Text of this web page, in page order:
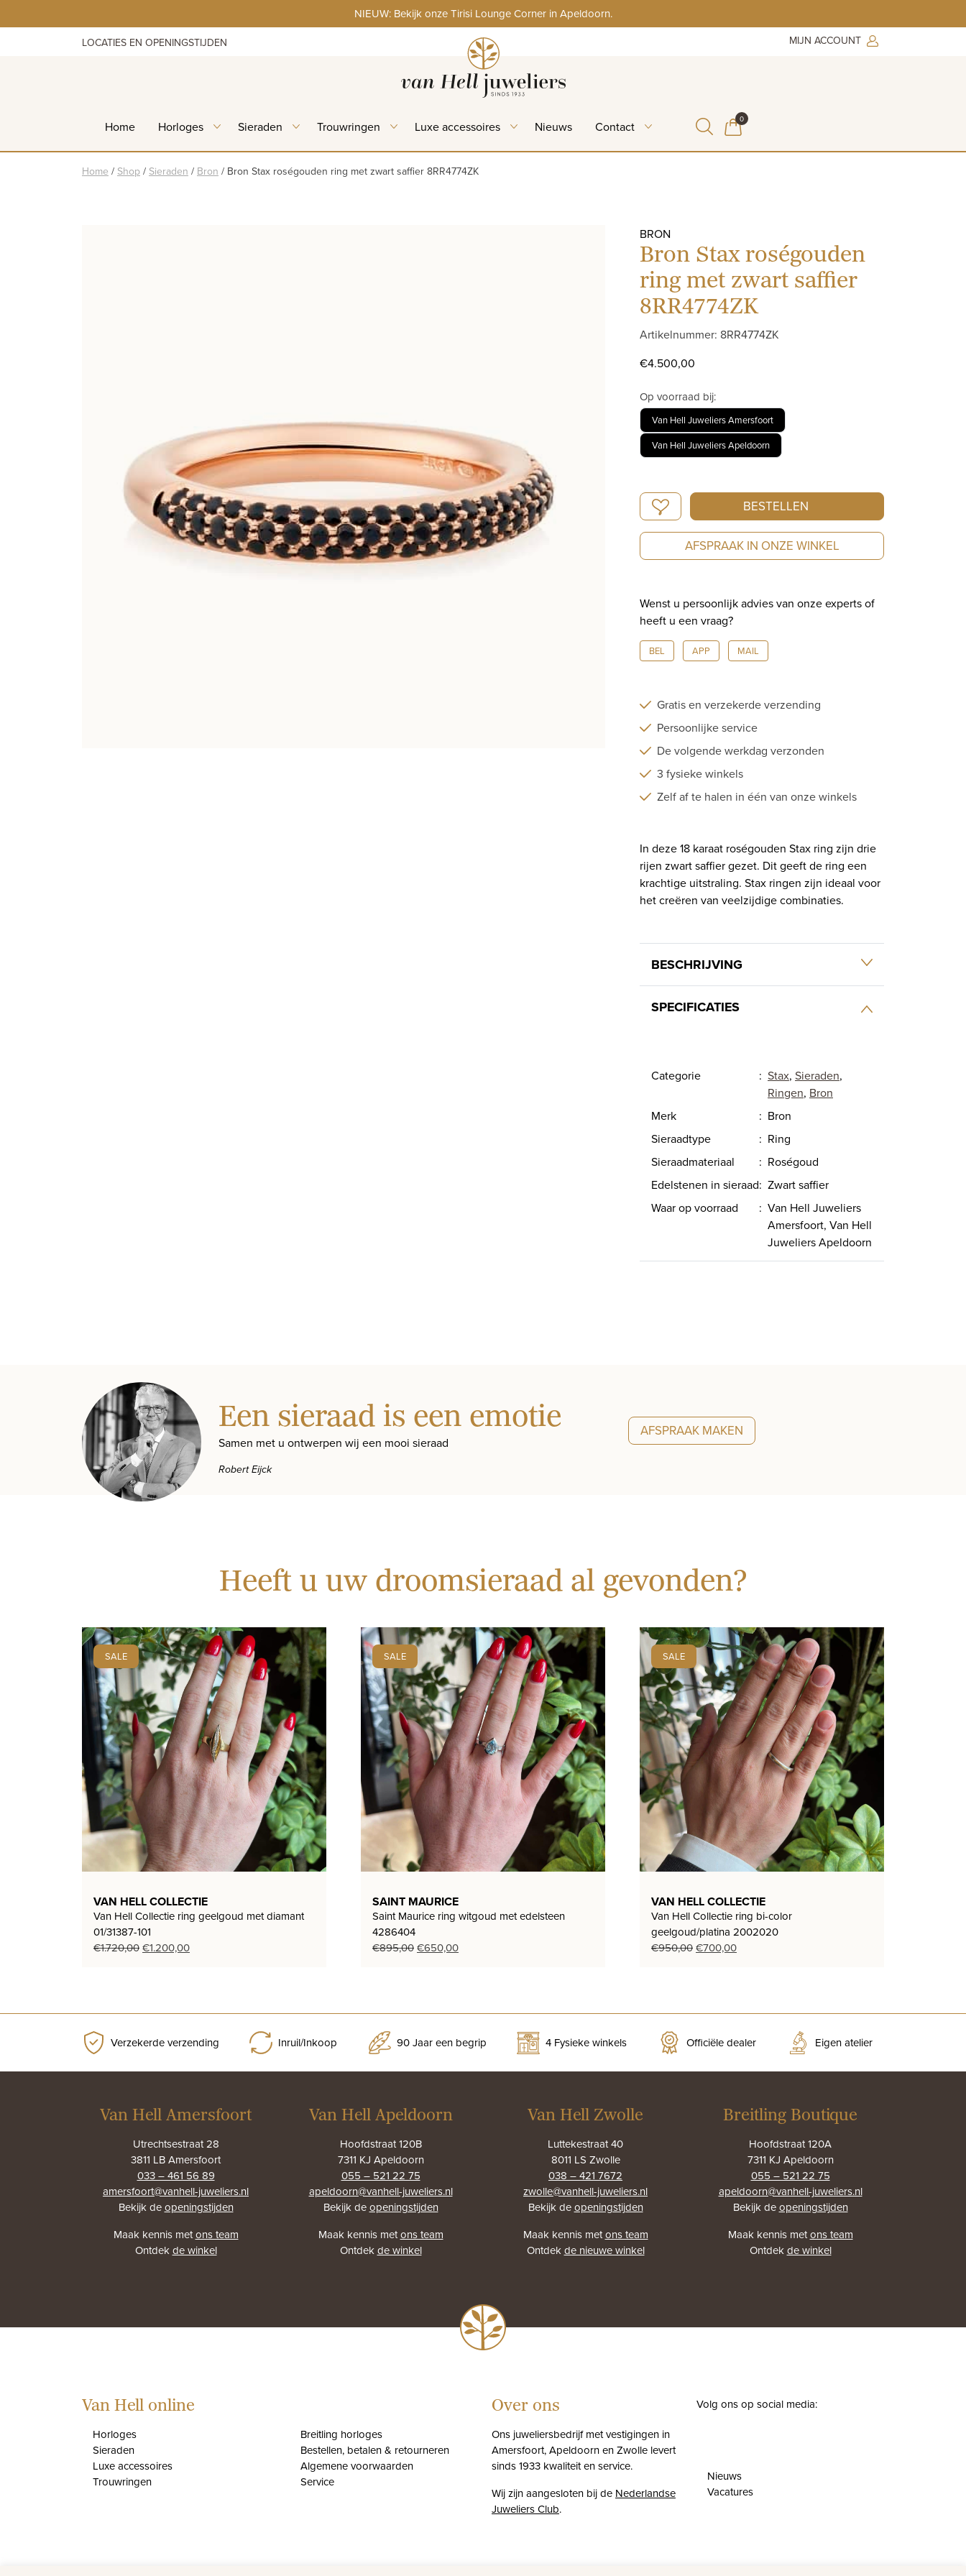
to
NIEUW: Bekijk onze Tirisi Lounge Corner in Apeldoorn.
LOCATIES EN OPENINGSTIJDEN MIJN ACCOUNT
Home Horloges Sieraden Trouwringen Luxe accessoires Nieuws Contact WINKELMAND
0ITEMS IN WINKELMAND
Home / Shop / Sieraden / Bron / Bron Stax roségouden ring met zwart saffier 8RR4774ZK
BRON
Bron Stax roségouden
ring met zwart saffier
8RR4774ZK
Artikelnummer: 8RR4774ZK
€4.500,00
Op voorraad bij:
Van Hell Juweliers Amersfoort
Van Hell Juweliers Apeldoorn
Bron
Stax
roségouden
ring
saffier
8RR4774ZK
aantal
BESTELLEN
AFSPRAAK IN ONZE WINKEL
Wenst u persoonlijk advies van onze experts of
heeft u een vraag?
BEL APP MAIL
Gratis en verzekerde verzending
Persoonlijke service
De volgende werkdag verzonden
3 fysieke winkels
Zelf af te halen in één van onze winkels
In deze 18 karaat roségouden Stax ring zijn drie
rijen zwart saffier gezet. Dit geeft de ring een
krachtige uitstraling. Stax ringen zijn ideaal voor
het creëren van veelzijdige combinaties.
BESCHRIJVING
SPECIFICATIES
Categorie : Stax, Sieraden,
Ringen, Bron
Merk
: Bron
Sieraadtype
: Ring
Sieraadmateriaal
: Roségoud
Edelstenen in sieraad: Zwart saffier
Waar op voorraad
: Van Hell Juweliers
Amersfoort, Van Hell
Juweliers Apeldoorn
Een sieraad is een emotie
Samen met u ontwerpen wij een mooi sieraad
Robert Eijck
AFSPRAAK MAKEN
Heeft u uw droomsieraad al gevonden?
SALE
VAN HELL COLLECTIE
Van Hell Collectie ring geelgoud met diamant
01/31387-101
€1.720,00Oorspronkelijke
€1.200,00Huidige
SALE
SAINT MAURICE
Saint Maurice ring witgoud met edelsteen
4286404
€895,00Oorspronkelijke
€650,00Huidige
SALE
VAN HELL COLLECTIE
Van Hell Collectie ring bi-color
geelgoud/platina 2002020
€950,00Oorspronkelijke
€700,00Huidige
Verzekerde verzending Inruil/Inkoop 90 Jaar een begrip 4 Fysieke winkels Officiële dealer Eigen atelier
Van Hell Amersfoort
Utrechtsestraat 28
3811 LB Amersfoort
033 – 461 56 89
amersfoort@vanhell-juweliers.nl
Bekijk deopeningstijden
Maak kennis metons team
Ontdekde winkel
Van Hell Apeldoorn
Hoofdstraat 120B
7311 KJ Apeldoorn
055 – 521 22 75
apeldoorn@vanhell-juweliers.nl
Bekijk deopeningstijden
Maak kennis metons team
Ontdekde winkel
Van Hell Zwolle
Luttekestraat 40
8011 LS Zwolle
038 – 421 7672
zwolle@vanhell-juweliers.nl
Bekijk deopeningstijden
Maak kennis metons team
Ontdekde nieuwe winkel
Breitling Boutique
Hoofdstraat 120A
7311 KJ Apeldoorn
055 – 521 22 75
apeldoorn@vanhell-juweliers.nl
Bekijk deopeningstijden
Maak kennis metons team
Ontdekde winkel
Van Hell online
Horloges
Sieraden
Luxe accessoires
Trouwringen
Breitling horloges
Bestellen, betalen & retourneren
Algemene voorwaarden
Service
Over ons
Ons juweliersbedrijf met vestigingen in
Amersfoort, Apeldoorn en Zwolle levert
sinds 1933 kwaliteit en service.
Wij zijn aangesloten bij de Nederlandse
Juweliers Club.
Volg ons op social media:
Nieuws
Vacatures